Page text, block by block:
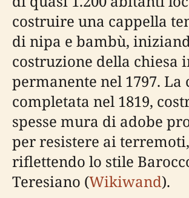
costruire una cappella
di nipa e bambù,
costruzione della chiesa
permanente nel 1797. La
completata nel 1819,
spesse mura di adobe
per resistere ai terremoti,
riflettendo lo stile
Teresiano (Wikiwand).